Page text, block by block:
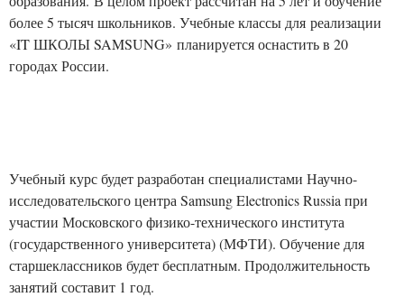
более 5 тысяч школьников. Учебные классы для реализации
«IT ШКОЛЫ SAMSUNG» планируется оснастить в 20
городах России.
Учебный курс будет разработан специалистами Научно-
исследовательского центра Samsung Electronics Russia при
участии Московского физико-технического института
(государственного университета) (МФТИ). Обучение для
старшеклассников будет бесплатным. Продолжительность
занятий составит 1 год.